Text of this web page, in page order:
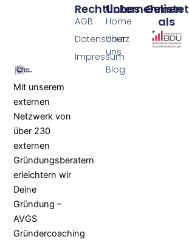
Unternehmen
Home
Über
uns
Blog
Rechtliches
AGB
Datenschutz
Impressum
Gelistet
als
Mit unserem
externen
Netzwerk von
über 230
externen
Gründungsberatern
erleichtern wir
Deine
Gründung –
AVGS
Gründercoaching